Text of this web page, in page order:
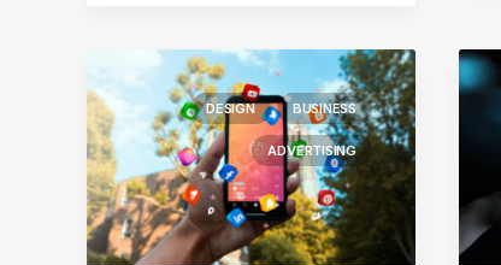
DESIGN BUSINESS
ADVERTISING